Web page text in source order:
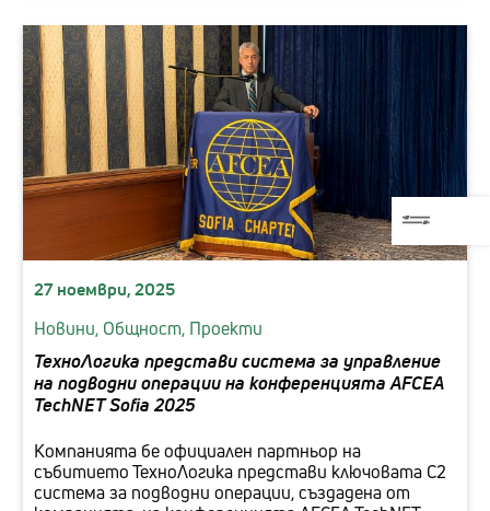
27 ноември, 2025
Новини, Общност, Проекти
ТехноЛогика представи система за управление
на подводни операции на конференцията AFCEA
TechNET Sofia 2025
Компанията бе официален партньор на
събитието ТехноЛогика представи ключовата C2
система за подводни операции, създадена от